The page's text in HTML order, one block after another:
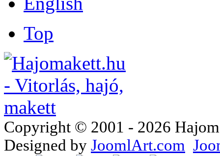
Top
Copyright © 2001 - 2026
Designed by JoomlArt.com